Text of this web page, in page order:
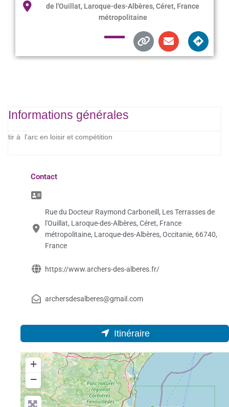
de l'Ouillat, Laroque-des-Albères, Céret, France
métropolitaine
Informations générales
tir à l'arc en loisir et compétition
Contact
Rue du Docteur Raymond Carboneill, Les Terrasses de
l'Ouillat, Laroque-des-Albères, Céret, France
métropolitaine, Laroque-des-Albères, Occitanie, 66740,
France
https://www.archers-des-alberes.fr/
archersdesalberes@gmail.com
Itinéraire
+
−